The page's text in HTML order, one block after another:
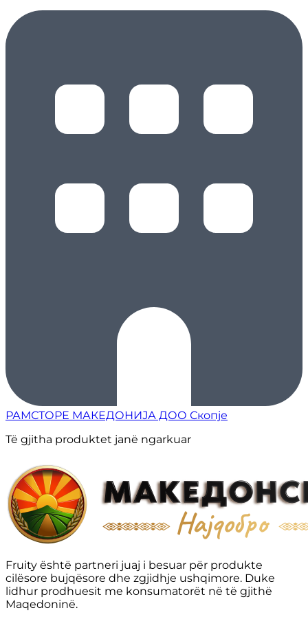
РАМСТОРЕ МАКЕДОНИЈА ДОО Скопје
Të gjitha produktet janë ngarkuar
Fruity është partneri juaj i besuar për produkte
cilësore bujqësore dhe zgjidhje ushqimore. Duke
lidhur prodhuesit me konsumatorët në të gjithë
Maqedoninë.